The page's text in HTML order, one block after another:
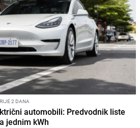
2 DANA
automobili: Predvodnik liste
jednim kWh